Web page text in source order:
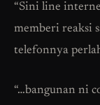
“Sini line
memberi reaksi
telefonnya
“…bangunan ni